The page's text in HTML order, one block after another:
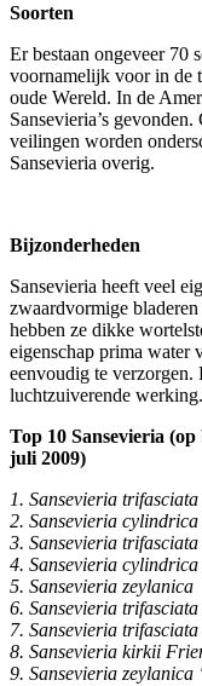
Soorten
Er bestaan ongeveer 70
voornamelijk voor in de
oude Wereld. In de
Sansevieria’s
veilingen worden
Sansevieria overig.
Bijzonderheden
Sansevieria heeft veel
zwaardvormige
hebben ze dikke
eigenschap prima water
eenvoudig te verzorgen.
luchtzuiverende werking.
Top 10 Sansevieria
juli 2009)
1. Sansevieria trifasciata
2. Sansevieria cylindrica
3. Sansevieria trifasciata
4. Sansevieria cylindrica
5. Sansevieria zeylanica
6. Sansevieria trifasciata
7. Sansevieria
8. Sansevieria kirkii
9. Sansevieria zeylanica